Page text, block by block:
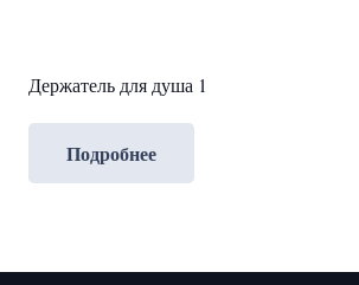
Держатель для душа 1
Подробнее